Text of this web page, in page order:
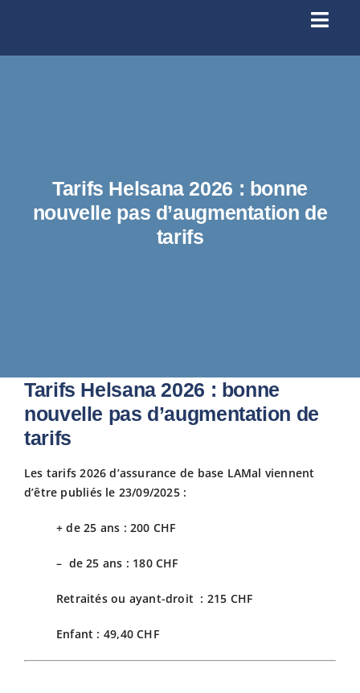
Tarifs Helsana 2026 : bonne
nouvelle pas d’augmentation de
tarifs
Tarifs Helsana 2026 : bonne
nouvelle pas d’augmentation de
tarifs
Les tarifs 2026 d’assurance de base LAMal viennent
d’être publiés le 23/09/2025 :
+ de 25 ans : 200 CHF
– de 25 ans : 180 CHF
Retraités ou ayant-droit : 215 CHF
Enfant : 49,40 CHF